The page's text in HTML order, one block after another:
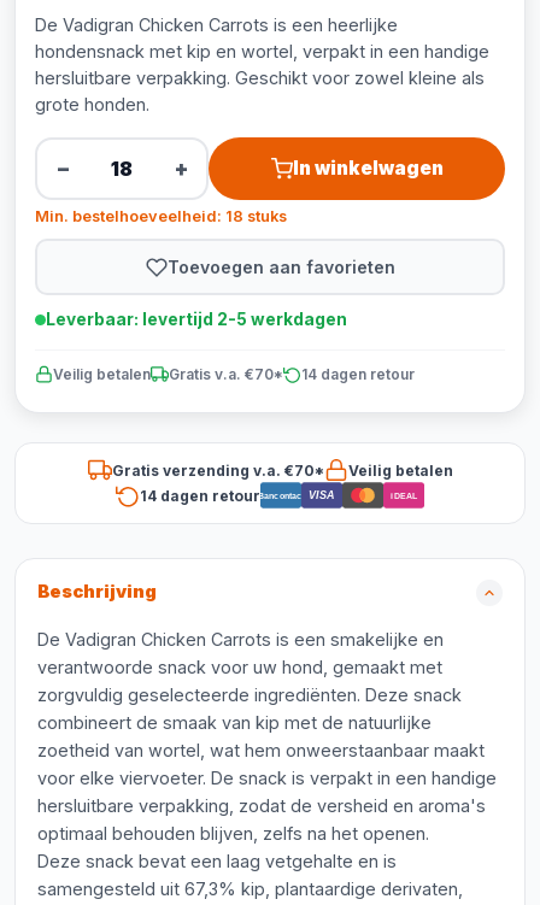
De Vadigran Chicken Carrots is een heerlijke
hondensnack met kip en wortel, verpakt in een handige
hersluitbare verpakking. Geschikt voor zowel kleine als
grote honden.
− + In winkelwagen
Min. bestelhoeveelheid: 18 stuks
Toevoegen aan favorieten
Leverbaar: levertijd 2-5 werkdagen
Veilig betalen Gratis v.a. €70* 14 dagen retour
Gratis verzending v.a. €70*
Veilig betalen
14 dagen retourBancontact VISA iDEAL
Beschrijving
De Vadigran Chicken Carrots is een smakelijke en
verantwoorde snack voor uw hond, gemaakt met
zorgvuldig geselecteerde ingrediënten. Deze snack
combineert de smaak van kip met de natuurlijke
zoetheid van wortel, wat hem onweerstaanbaar maakt
voor elke viervoeter. De snack is verpakt in een handige
hersluitbare verpakking, zodat de versheid en aroma's
optimaal behouden blijven, zelfs na het openen.
Deze snack bevat een laag vetgehalte en is
samengesteld uit 67,3% kip, plantaardige derivaten,